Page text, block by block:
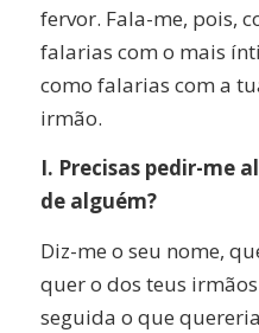
fervor. Fala-me, pois,
falarias com o mais
como falarias com a
irmão.
I. Precisas pedir-me
de alguém?
Diz-me o seu nome,
quer o dos teus
seguida o que